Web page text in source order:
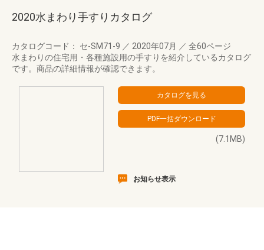
2020水まわり手すりカタログ
カタログコード： セ-SM71-9 ／ 2020年07月 ／ 全60ページ
水まわりの住宅用・各種施設用の手すりを紹介しているカタログ
です。商品の詳細情報が確認できます。
(7.1MB)
お知らせ表示